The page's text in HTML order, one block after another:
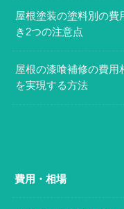
屋根塗装の塗料別の費
き2つの注意点
屋根の漆喰補修の費
を実現する方法
費用・相場